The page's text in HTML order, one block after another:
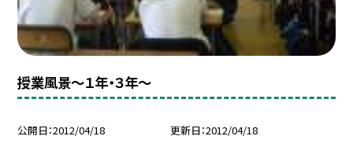
授業風景〜１年・３年〜
公開日 2012/04/18 更新日 2012/04/18